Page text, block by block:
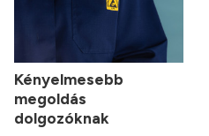
Kényelmesebb
megoldás
dolgozóknak